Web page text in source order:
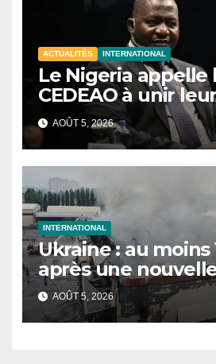
ACTUALITÉS INTERNATIONAL
Le Nigeria appelle
CEDEAO à unir
contre le
AOÛT 5, 2026
INTERNATIONAL
Ukraine : au moins
après une
frappes russes sur
région
AOÛT 5, 2026